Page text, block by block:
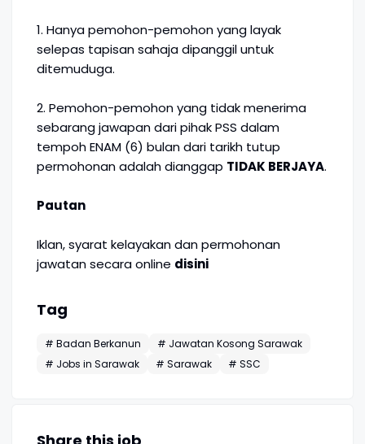
1. Hanya pemohon-pemohon yang layak
selepas tapisan sahaja dipanggil untuk
ditemuduga.
2. Pemohon-pemohon yang tidak menerima
sebarang jawapan dari pihak PSS dalam
tempoh ENAM (6) bulan dari tarikh tutup
permohonan adalah dianggap TIDAK BERJAYA.
Pautan
Iklan, syarat kelayakan dan permohonan
jawatan secara online disini
Tag
# Badan Berkanun
# Jawatan Kosong Sarawak
# Jobs in Sarawak
# Sarawak # SSC